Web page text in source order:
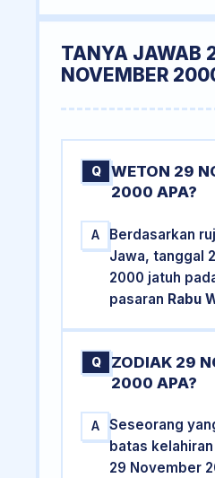
TANYA JAWAB
NOVEMBER
Q
WETON 29
2000 APA?
A
Berdasarkan
Jawa, tanggal
2000 jatuh
pasaran Rabu
Q
ZODIAK 29
2000 APA?
A
Seseorang
batas
29 November